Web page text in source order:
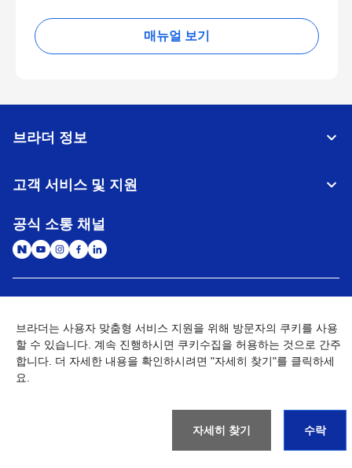
매뉴얼 보기
브라더 정보
고객 서비스 및 지원
공식 소통 채널
개인정보처리방침 이용약관
사이트맵
개인정보취급방침 (Brother Industries, Ltd.)
Go to Global Site
브라더는 사용자 맞춤형 서비스 지원을 위해 방문자의 쿠키를 사용
할 수 있습니다. 계속 진행하시면 쿠키수집을 허용하는 것으로 간주
합니다. 더 자세한 내용을 확인하시려면 "자세히 찾기"를 클릭하세
요.
자세히 찾기 수락